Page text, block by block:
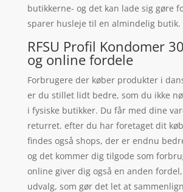
butikkerne- og det kan lade sig gøre
sparer husleje til en almindelig butik.
RFSU Profil Kondomer
og online fordele
Forbrugere der køber produkter i
er du stillet lidt bedre, som du ikke
i fysiske butikker. Du får med dine
returret. efter du har foretaget dit
findes også shops, der er endnu
og det kommer dig tilgode som
online giver dig også en anden
udvalg, som gør det let at